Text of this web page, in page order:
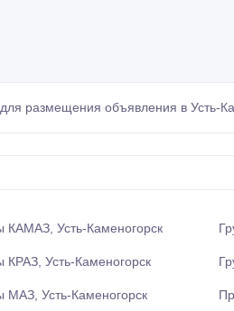
размещения объявления в Усть-
КАМАЗ, Усть-Каменогорск
КРАЗ, Усть-Каменогорск
МАЗ, Усть-Каменогорск